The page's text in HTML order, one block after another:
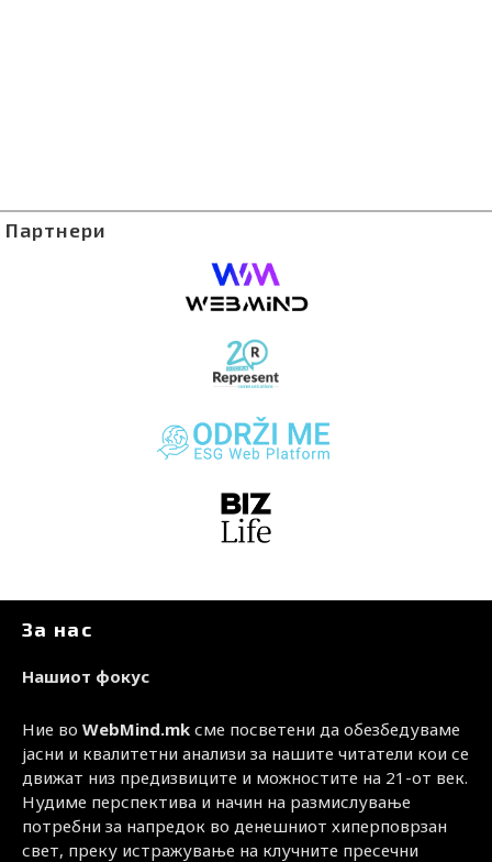
Партнери
За нас
Нашиот фокус
Ние во WebMind.mk сме посветени да обезбедуваме
јасни и квалитетни анализи за нашите читатели кои се
движат низ предизвиците и можностите на 21-от век.
Нудиме перспектива и начин на размислување
потребни за напредок во денешниот хиперповрзан
свет, преку истражување на клучните пресечни